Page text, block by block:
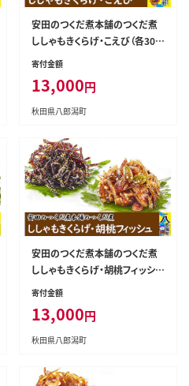
安田のつくだ煮本舗のつくだ煮
ししゃもきくらげ・こえび（各305
g合計610g） [佃煮 つくだ煮 ご飯
寄付金額
13,000円
秋田県八郎潟町
安田のつくだ煮本舗のつくだ煮
ししゃもきくらげ・胡桃フィッシュ
（各255g 計510g） [佃煮 つくだ
寄付金額
13,000円
秋田県八郎潟町